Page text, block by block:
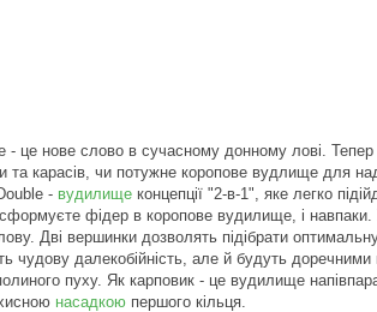
це нове слово в сучасному донному лові. Тепер
та карасів, чи потужне коропове вудлище для
- вудилище концепції "2-в-1", яке легко
фідер в коропове вудилище, і навпаки.
Дві вершинки дозволять підібрати
чудову далекобійність, але й будуть
пуху. Як карповик - це вудилище
насадкою першого кільця.